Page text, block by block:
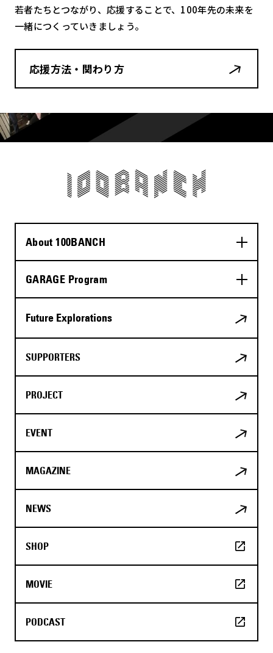
若者たちとつながり、応援することで、100年先の未来を
一緒につくっていきましょう。
応援方法・関わり方
About 100BANCH
GARAGE Program
Future Explorations
SUPPORTERS
PROJECT
EVENT
MAGAZINE
NEWS
SHOP
MOVIE
PODCAST